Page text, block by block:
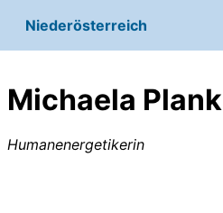
Niederösterreich
Michaela Plank
Humanenergetikerin